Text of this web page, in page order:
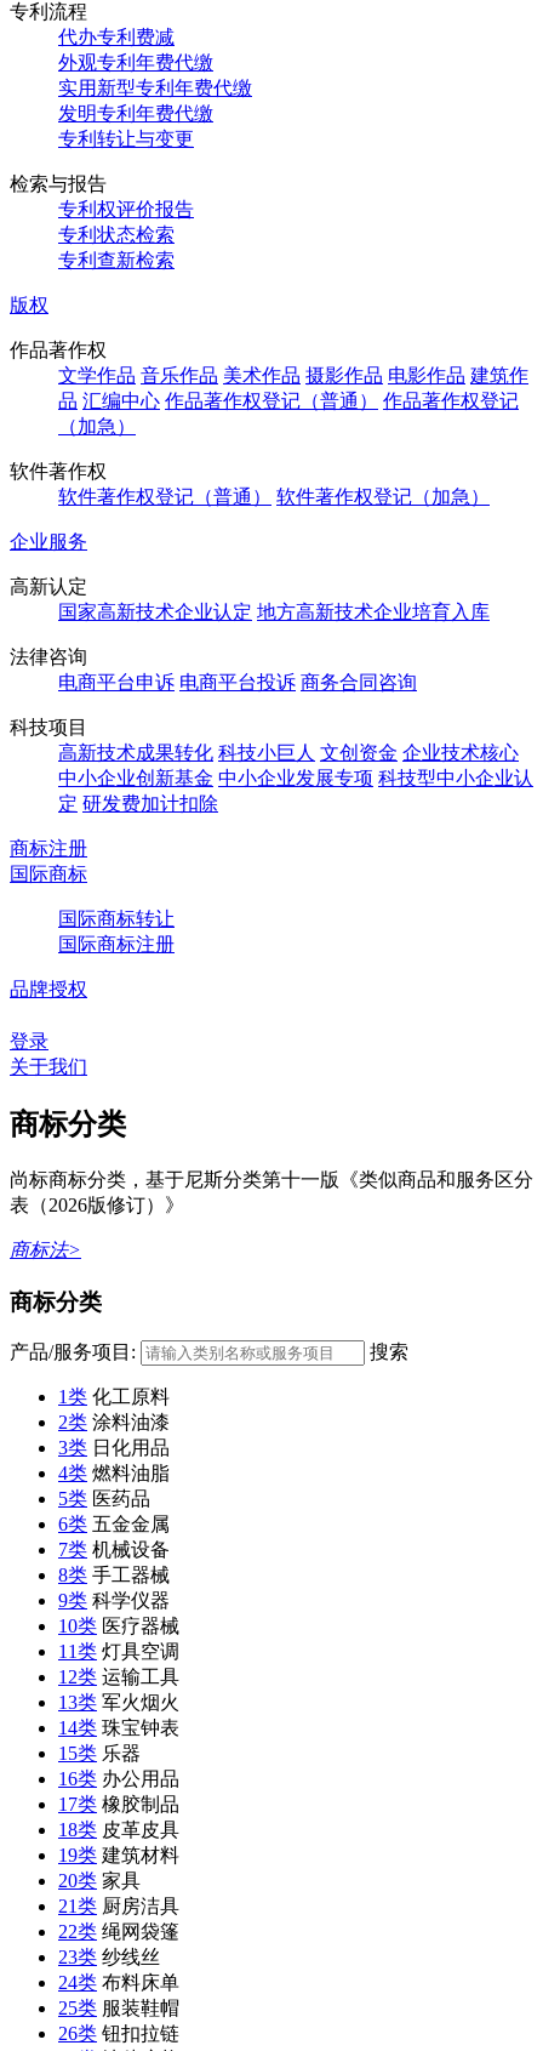
专利流程
代办专利费减
外观专利年费代缴
实用新型专利年费代缴
发明专利年费代缴
专利转让与变更
检索与报告
专利权评价报告
专利状态检索
专利查新检索
版权
作品著作权
文学作品 音乐作品 美术作品 摄影作品 电影作品 建筑作
品 汇编中心 作品著作权登记（普通）
作品著作权登记
（加急）
软件著作权
软件著作权登记（普通）
软件著作权登记（加急）
企业服务
高新认定
国家高新技术企业认定 地方高新技术企业培育入库
法律咨询
电商平台申诉 电商平台投诉 商务合同咨询
科技项目
高新技术成果转化 科技小巨人 文创资金 企业技术核心
中小企业创新基金 中小企业发展专项 科技型中小企业认
定 研发费加计扣除
商标注册
国际商标
国际商标转让
国际商标注册
品牌授权
登录
关于我们
商标分类
尚标商标分类，基于尼斯分类第十一版《类似商品和服务区分
表（2026版修订）》
商标法>
商标分类
产品/服务项目: 搜索
1类 化工原料
2类 涂料油漆
3类 日化用品
4类 燃料油脂
5类 医药品
6类 五金金属
7类 机械设备
8类 手工器械
9类 科学仪器
10类 医疗器械
11类 灯具空调
12类 运输工具
13类 军火烟火
14类 珠宝钟表
15类 乐器
16类 办公用品
17类 橡胶制品
18类 皮革皮具
19类 建筑材料
20类 家具
21类 厨房洁具
22类 绳网袋篷
23类 纱线丝
24类 布料床单
25类 服装鞋帽
26类 钮扣拉链